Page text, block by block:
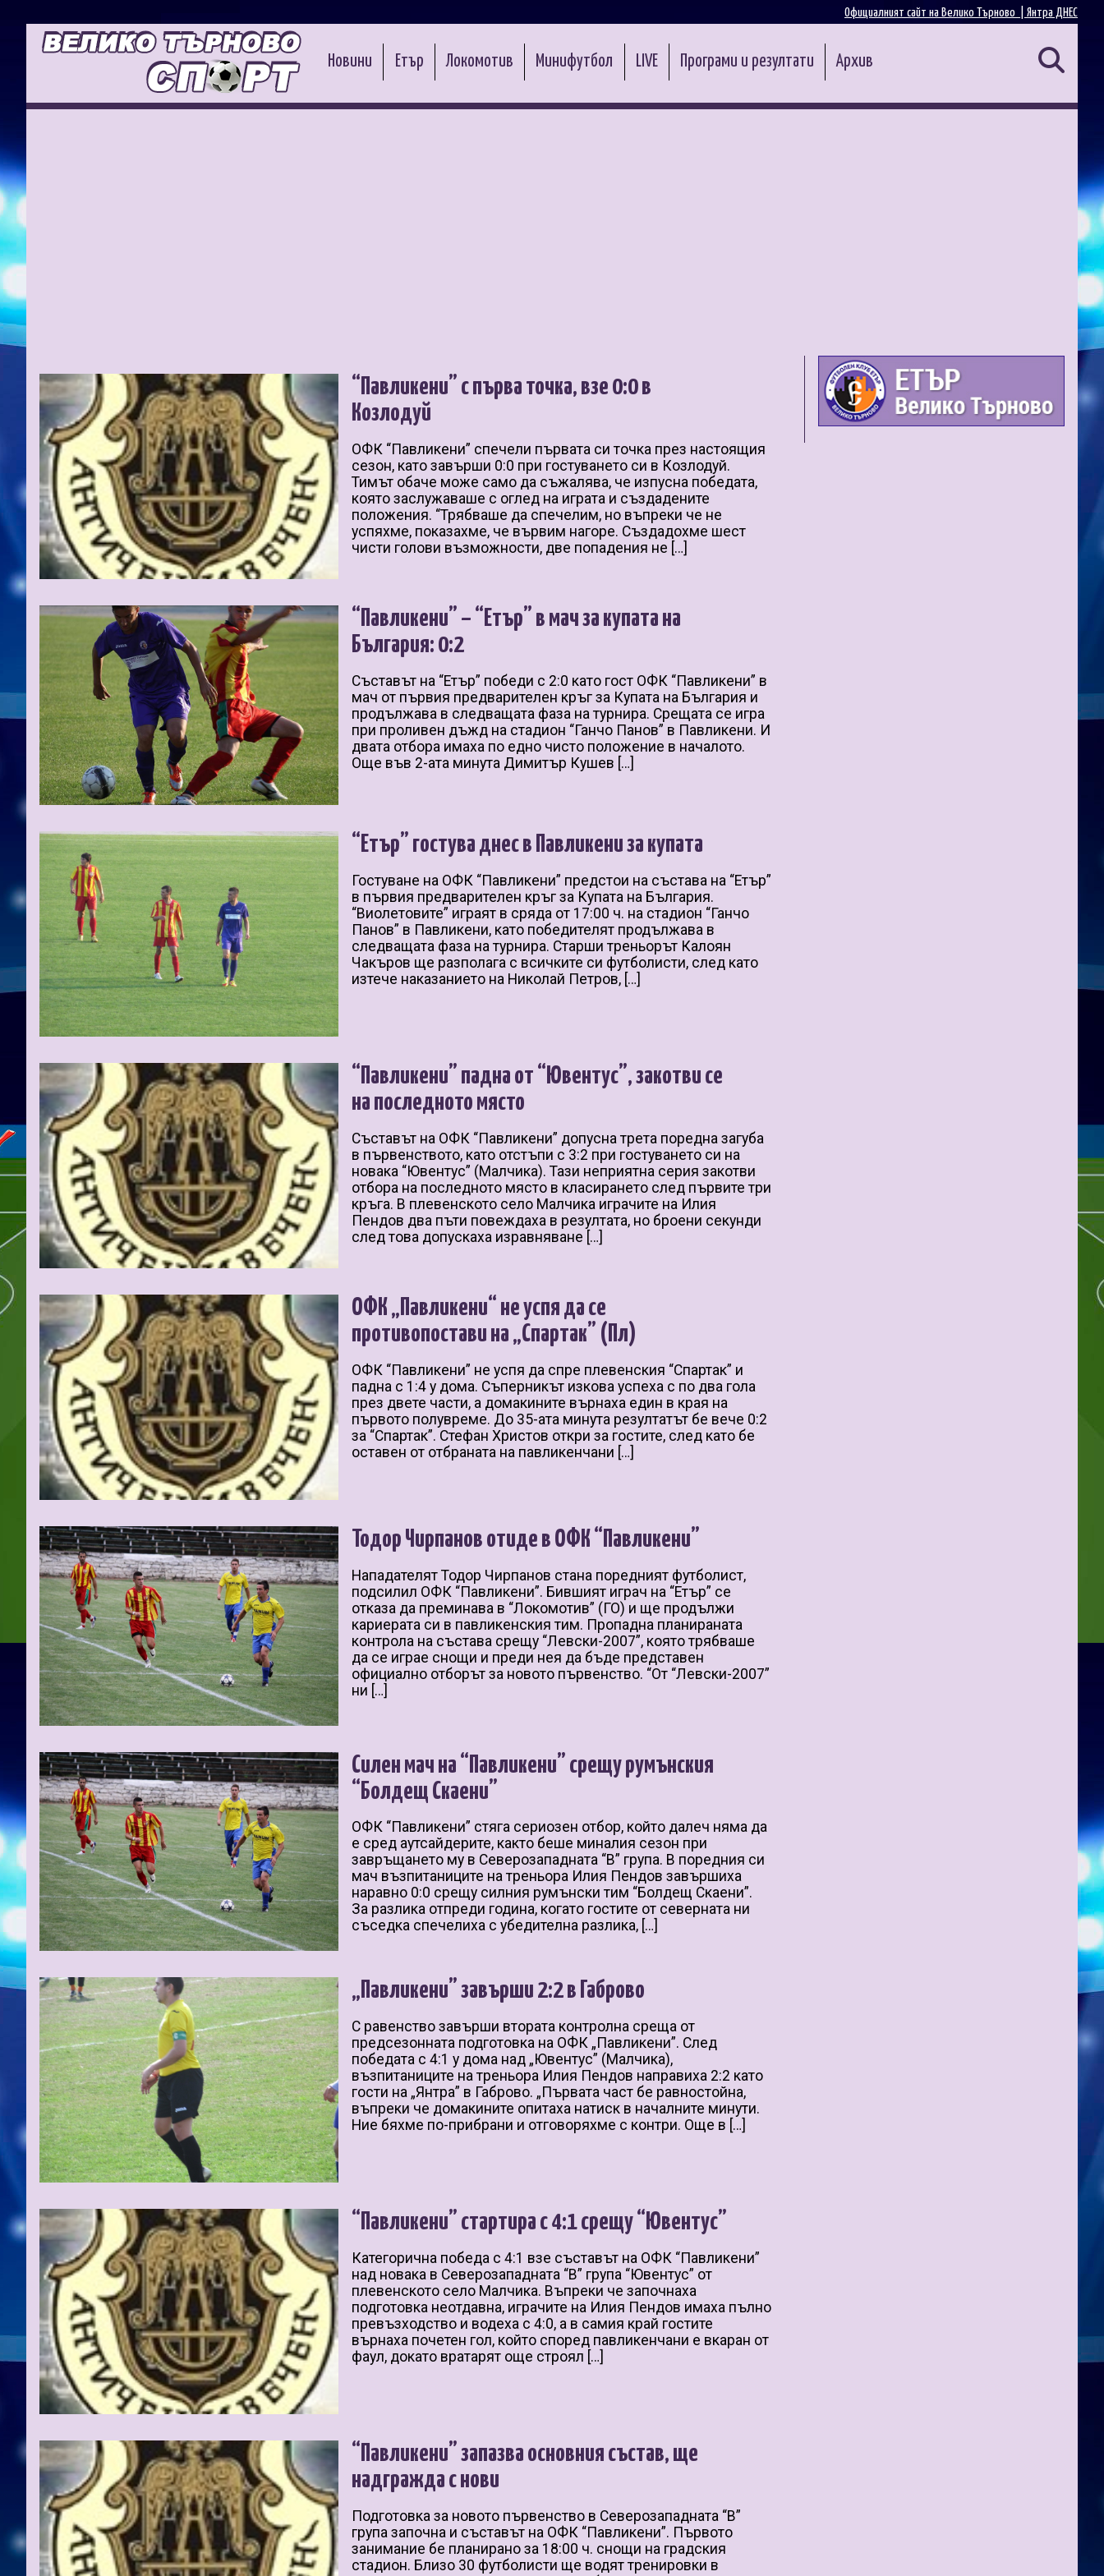
Янтра ДНЕС
Официалният сайт на Велико Търново |
Новини Етър Локомотив Минифутбол LIVE Програми и резултати Архив
“Павликени” с първа точка, взе 0:0 в
Козлодуй
ОФК “Павликени” спечели първата си точка през настоящия
сезон, като завърши 0:0 при гостуването си в Козлодуй.
Тимът обаче може само да съжалява, че изпусна победата,
която заслужаваше с оглед на играта и създадените
положения. “Трябваше да спечелим, но въпреки че не
успяхме, показахме, че вървим нагоре. Създадохме шест
чисти голови възможности, две попадения не […]
“Павликени” – “Етър” в мач за купата на
България: 0:2
Съставът на “Етър” победи с 2:0 като гост ОФК “Павликени” в
мач от първия предварителен кръг за Купата на България и
продължава в следващата фаза на турнира. Срещата се игра
при проливен дъжд на стадион “Ганчо Панов” в Павликени. И
двата отбора имаха по едно чисто положение в началото.
Още във 2-ата минута Димитър Кушев […]
“Етър” гостува днес в Павликени за купата
Гостуване на ОФК “Павликени” предстои на състава на “Етър”
в първия предварителен кръг за Купата на България.
“Виолетовите” играят в сряда от 17:00 ч. на стадион “Ганчо
Панов” в Павликени, като победителят продължава в
следващата фаза на турнира. Старши треньорът Калоян
Чакъров ще разполага с всичките си футболисти, след като
изтече наказанието на Николай Петров, […]
“Павликени” падна от “Ювентус”, закотви се
на последното място
Съставът на ОФК “Павликени” допусна трета поредна загуба
в първенството, като отстъпи с 3:2 при гостуването си на
новака “Ювентус” (Малчика). Тази неприятна серия закотви
отбора на последното място в класирането след първите три
кръга. В плевенското село Малчика играчите на Илия
Пендов два пъти повеждаха в резултата, но броени секунди
след това допускаха изравняване […]
ОФК „Павликени“ не успя да се
противопостави на „Спартак” (Пл)
ОФК “Павликени” не успя да спре плевенския “Спартак” и
падна с 1:4 у дома. Съперникът изкова успеха с по два гола
през двете части, а домакините върнаха един в края на
първото полувреме. До 35-ата минута резултатът бе вече 0:2
за “Спартак”. Стефан Христов откри за гостите, след като бе
оставен от отбраната на павликенчани […]
Тодор Чирпанов отиде в ОФК “Павликени”
Нападателят Тодор Чирпанов стана поредният футболист,
подсилил ОФК “Павликени”. Бившият играч на “Етър” се
отказа да преминава в “Локомотив” (ГО) и ще продължи
кариерата си в павликенския тим. Пропадна планираната
контрола на състава срещу “Левски-2007”, която трябваше
да се играе снощи и преди нея да бъде представен
официално отборът за новото първенство. “От “Левски-2007”
ни […]
Силен мач на “Павликени” срещу румънския
“Болдещ Скаени”
ОФК “Павликени” стяга сериозен отбор, който далеч няма да
е сред аутсайдерите, както беше миналия сезон при
завръщането му в Северозападната “В” група. В поредния си
мач възпитаниците на треньора Илия Пендов завършиха
наравно 0:0 срещу силния румънски тим “Болдещ Скаени”.
За разлика отпреди година, когато гостите от северната ни
съседка спечелиха с убедителна разлика, […]
„Павликени” завърши 2:2 в Габрово
С равенство завърши втората контролна среща от
предсезонната подготовка на ОФК „Павликени”. След
победата с 4:1 у дома над „Ювентус” (Малчика),
възпитаниците на треньора Илия Пендов направиха 2:2 като
гости на „Янтра” в Габрово. „Първата част бе равностойна,
въпреки че домакините опитаха натиск в началните минути.
Ние бяхме по-прибрани и отговоряхме с контри. Още в […]
“Павликени” стартира с 4:1 срещу “Ювентус”
Категорична победа с 4:1 взе съставът на ОФК “Павликени”
над новака в Северозападната “В” група “Ювентус” от
плевенското село Малчика. Въпреки че започнаха
подготовка неотдавна, играчите на Илия Пендов имаха пълно
превъзходство и водеха с 4:0, а в самия край гостите
върнаха почетен гол, който според павликенчани е вкаран от
фаул, докато вратарят още строял […]
“Павликени” запазва основния състав, ще
надгражда с нови
Подготовка за новото първенство в Северозападната “В”
група започна и съставът на ОФК “Павликени”. Първото
занимание бе планирано за 18:00 ч. снощи на градския
стадион. Близо 30 футболисти ще водят тренировки в